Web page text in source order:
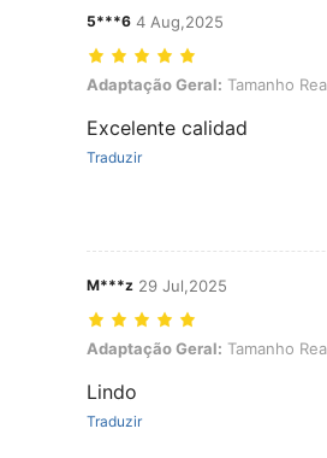
5***6 4 Aug,2025
Adaptação Geral: Tamanho Real,
Adaptação Geral: Tamanho
Excelente calidad
Traduzir
M***z 29 Jul,2025
Adaptação Geral: Tamanho Real,
Adaptação Geral: Tamanho
Lindo
Traduzir